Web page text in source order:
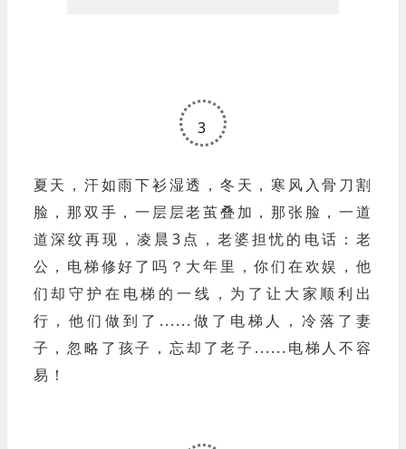
3
夏天，汗如雨下衫湿透， 冬天，寒风入骨刀割
脸， 那双手，一层层老茧叠加，那张脸，一道
道深纹再现， 凌晨3点，老婆担忧的电话： 老
公，电梯修好了吗？大年里，你们在欢娱，他
们却守护在电梯的一线，为了让大家顺利出